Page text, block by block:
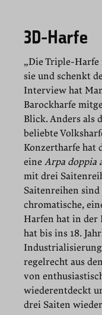
3D-Harfe
„Die Triple-
sie und schenkt
Interview hat
Barockharfe
Blick. Anders als
beliebte
Konzertharfe hat
eine Arpa doppia
mit drei
Saitenreihen
chromatische,
Harfen hat in der
hat bis ins 18.
regelrecht aus
von
wiederentdeckt
drei Saiten